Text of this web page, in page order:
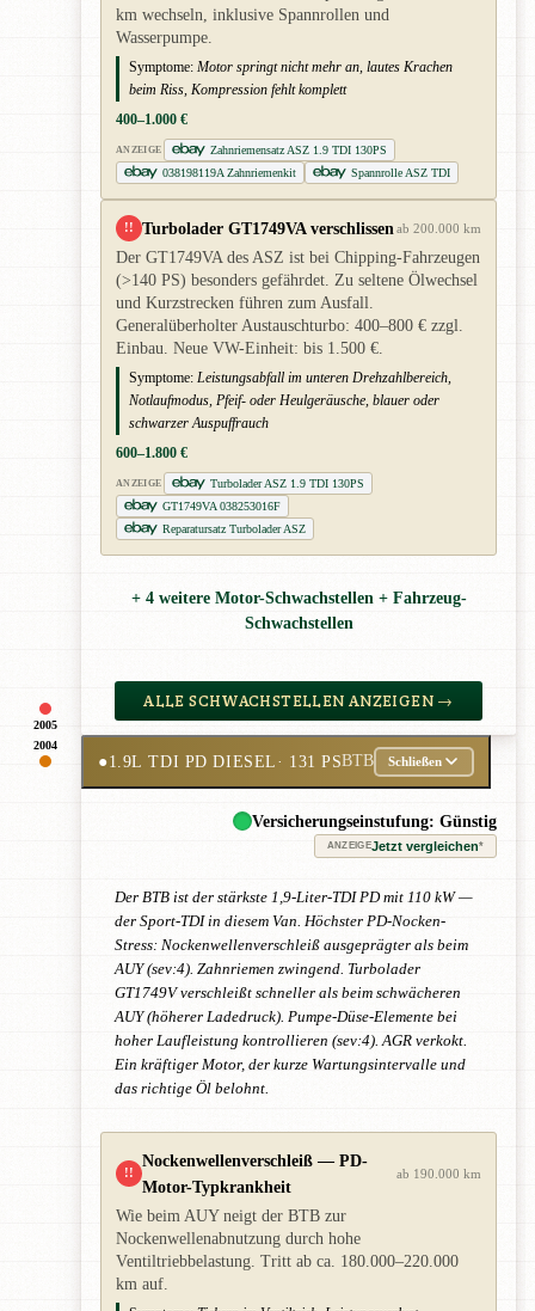
2005
km wechseln, inklusive Spannrollen und
Wasserpumpe.
Symptome: Motor springt nicht mehr an, lautes Krachen
beim Riss, Kompression fehlt komplett
400–1.000 €
ANZEIGE
Zahnriemensatz ASZ 1.9 TDI 130PS
038198119A Zahnriemenkit
Spannrolle ASZ TDI
!! Turbolader GT1749VA verschlissen ab 200.000 km
Der GT1749VA des ASZ ist bei Chipping-Fahrzeugen
(>140 PS) besonders gefährdet. Zu seltene Ölwechsel
und Kurzstrecken führen zum Ausfall.
Generalüberholter Austauschturbo: 400–800 € zzgl.
Einbau. Neue VW-Einheit: bis 1.500 €.
Symptome: Leistungsabfall im unteren Drehzahlbereich,
Notlaufmodus, Pfeif- oder Heulgeräusche, blauer oder
schwarzer Auspuffrauch
600–1.800 €
ANZEIGE
Turbolader ASZ 1.9 TDI 130PS
GT1749VA 038253016F
Reparatursatz Turbolader ASZ
+ 4 weitere Motor-Schwachstellen + Fahrzeug-
Schwachstellen
ALLE SCHWACHSTELLEN ANZEIGEN →
2004
●1.9L TDI PD DIESEL· 131 PSBTB Schließen
Versicherungseinstufung: Günstig
ANZEIGEJetzt vergleichen*
Der BTB ist der stärkste 1,9-Liter-TDI PD mit 110 kW —
der Sport-TDI in diesem Van. Höchster PD-Nocken-
Stress: Nockenwellenverschleiß ausgeprägter als beim
AUY (sev:4). Zahnriemen zwingend. Turbolader
GT1749V verschleißt schneller als beim schwächeren
AUY (höherer Ladedruck). Pumpe-Düse-Elemente bei
hoher Laufleistung kontrollieren (sev:4). AGR verkokt.
Ein kräftiger Motor, der kurze Wartungsintervalle und
das richtige Öl belohnt.
!!
Nockenwellenverschleiß — PD-
Motor-Typkrankheit
ab 190.000 km
Wie beim AUY neigt der BTB zur
Nockenwellenabnutzung durch hohe
Ventiltriebbelastung. Tritt ab ca. 180.000–220.000
km auf.